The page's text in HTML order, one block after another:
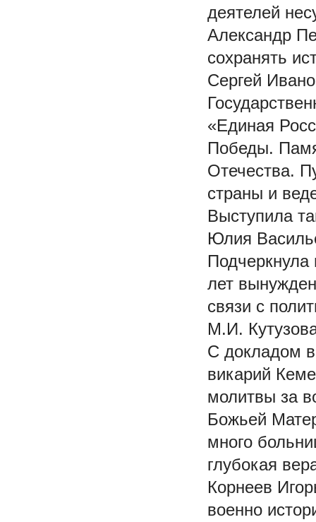
деятелей
Александр
сохранять
Сергей
«Единая
Победы.
Отечества.
страны и
Выступила
Юлия
Подчеркнула
лет
связи с
М.И.
С докладом
викарий
молитвы за
Божьей
много
глубокая
Корнеев
военно